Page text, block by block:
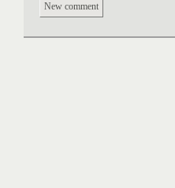
New comment